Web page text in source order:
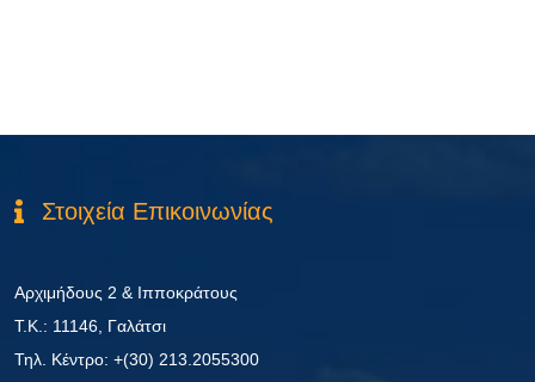
Στοιχεία Επικοινωνίας
Αρχιμήδους 2 & Ιπποκράτους
Τ.Κ.: 11146, Γαλάτσι
Τηλ. Κέντρο: +(30) 213.2055300